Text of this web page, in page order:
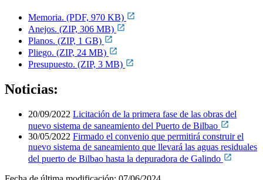
Memoria. (PDF, 970 KB)
Anejos. (ZIP, 306 MB)
Planos. (ZIP, 1 GB)
Pliego. (ZIP, 24 MB)
Presupuesto. (ZIP, 3 MB)
Noticias:
20/09/2022 Licitación de la primera fase de las obras del
nuevo sistema de saneamiento del Puerto de Bilbao
30/05/2022 Firmado el convenio que permitirá construir el
nuevo sistema de saneamiento que llevará las aguas residuales
del puerto de Bilbao hasta la depuradora de Galindo